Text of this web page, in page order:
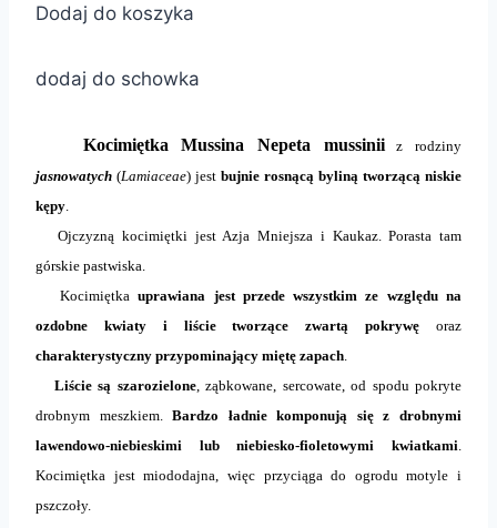
Dodaj do koszyka
dodaj do schowka
Kocimiętka Mussina Nepeta mussiniiz rodziny
jasnowatych (Lamiaceae) jest bujnie rosnącą byliną tworzącą niskie
kępy
Ojczyzną kocimiętki jest Azja Mniejsza i Kaukaz. Porasta tam
górskie pastwiska.
Kocimiętkauprawiana jest przede wszystkim ze względu na
ozdobne kwiaty i liście tworzące zwartą pokrywę oraz
charakterystyczny przypominający miętę zapach
Liście są szarozielone, ząbkowane, sercowate, od spodu pokryte
drobnym meszkiem.Bardzo ładnie komponują się z drobnymi
lawendowo-niebieskimi lub niebiesko-fioletowymi kwiatkami
Kocimiętka jest miododajna, więc przyciąga do ogrodu motyle i
pszczoły.